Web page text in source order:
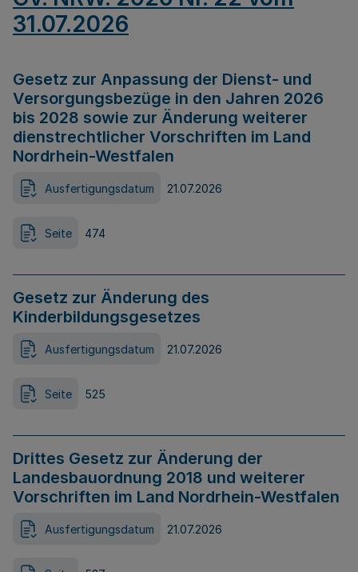
31.07.2026
Gesetz zur Anpassung der Dienst- und
Versorgungsbezüge in den Jahren 2026
bis 2028 sowie zur Änderung weiterer
dienstrechtlicher Vorschriften im Land
Nordrhein-Westfalen
Ausfertigungsdatum 21.07.2026
Seite 474
Gesetz zur Änderung des
Kinderbildungsgesetzes
Ausfertigungsdatum 21.07.2026
Seite 525
Drittes Gesetz zur Änderung der
Landesbauordnung 2018 und weiterer
Vorschriften im Land Nordrhein-Westfalen
Ausfertigungsdatum 21.07.2026